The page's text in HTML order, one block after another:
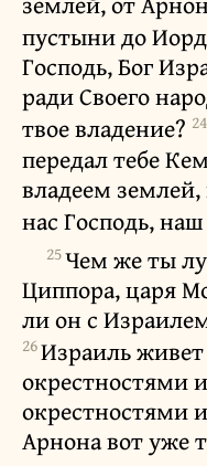
пустыни до
Господь, Бог
ради Своего
твое владение? 24
передал тебе
владеем
нас Господь,
25Чем же ты
Циппора, царя
ли он с
26Израиль
окрестностями
окрестностями
Арнона вот уже